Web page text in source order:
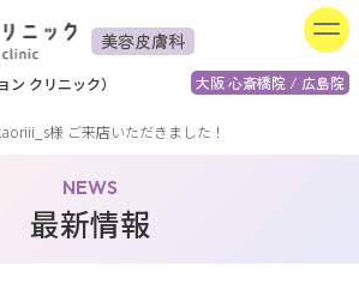
美容皮膚科
大阪 心斎橋院 / 広島院
ン クリニック）
様 ご来店いただきました！
NEWS
最新情報